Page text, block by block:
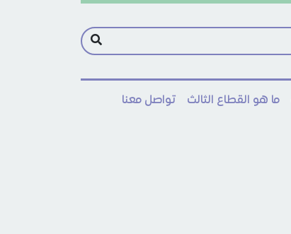
ما هو القطاع الثالث تواصل معنا